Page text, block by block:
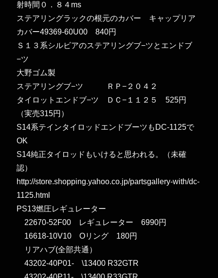
射時間０．８４ms
ステアリングラックの根元のカバー キャップリア
カバー49369-60U00 840円
Ｓ１３系シルビアのステアリングブ−ツとエンドブ
−ツ
大野ゴム製
ステアリングブ−ツ ＲＰ−２０４２
タイロットエンドブ−ツ ＤＣ−１１２５ 525円
（実売315円）
S14系テインタイロッドエンドブーツもDC-1125で
OK
S14純正タイロッドもいけると思われる。（未確
認）
http://store.shopping.yahoo.co.jp/partsgallery-with/dc-
1125.html
PS13燃圧レギュレーター
22670-52F00 レギュレーター 6990円
16618-10V10 Oリング 180円
リアハブ(全部共通）
43202-40P01- \13400 R32GTR